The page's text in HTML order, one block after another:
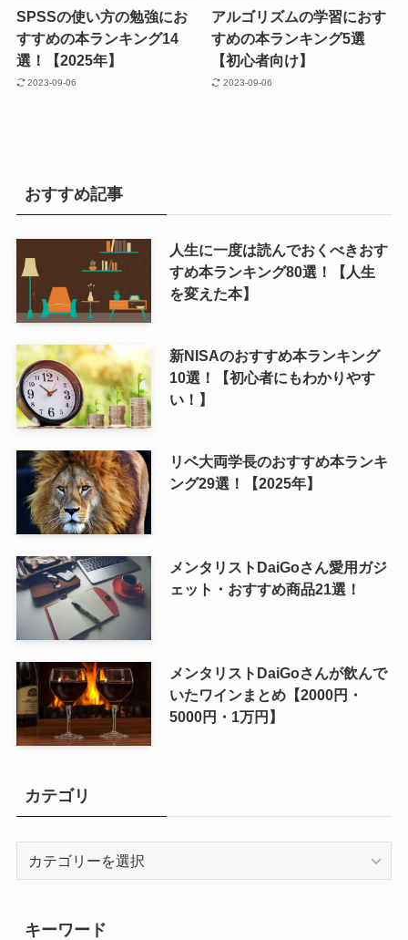
SPSSの使い方の勉強にお
すすめの本ランキング14
選！【2025年】
2023-09-06
アルゴリズムの学習におす
すめの本ランキング5選
【初心者向け】
2023-09-06
おすすめ記事
人生に一度は読んでおくべきおす
すめ本ランキング80選！【人生
を変えた本】
新NISAのおすすめ本ランキング
10選！【初心者にもわかりやす
い！】
リベ大両学長のおすすめ本ランキ
ング29選！【2025年】
メンタリストDaiGoさん愛用ガジ
ェット・おすすめ商品21選！
メンタリストDaiGoさんが飲んで
いたワインまとめ【2000円・
5000円・1万円】
カテゴリ
キーワード